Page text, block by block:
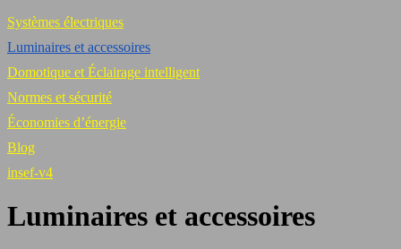
Systèmes électriques
Luminaires et accessoires
Domotique et Éclairage intelligent
Normes et sécurité
Économies d’énergie
Blog
insef-v4
Luminaires et accessoires